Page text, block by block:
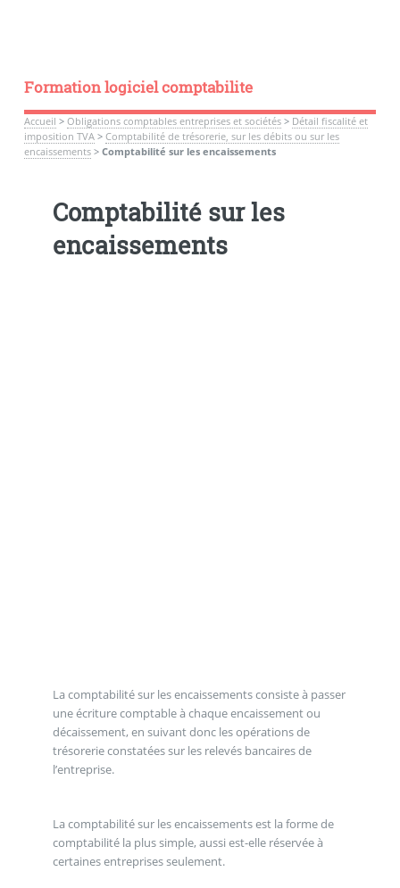
Formation logiciel comptabilite
Accueil > Obligations comptables entreprises et sociétés> Détail fiscalité et
imposition TVA> Comptabilité de trésorerie, sur les débits ou sur les
encaissements> Comptabilité sur les encaissements
Comptabilité sur les
encaissements
La comptabilité sur les encaissements consiste à passer
une écriture comptable à chaque encaissement ou
décaissement, en suivant donc les opérations de
trésorerie constatées sur les relevés bancaires de
l’entreprise.
La comptabilité sur les encaissements est la forme de
comptabilité la plus simple, aussi est-elle réservée à
certaines entreprises seulement.